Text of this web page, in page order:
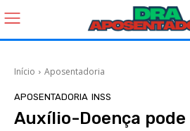
Início Aposentadoria
APOSENTADORIA INSS
Auxílio-Doença